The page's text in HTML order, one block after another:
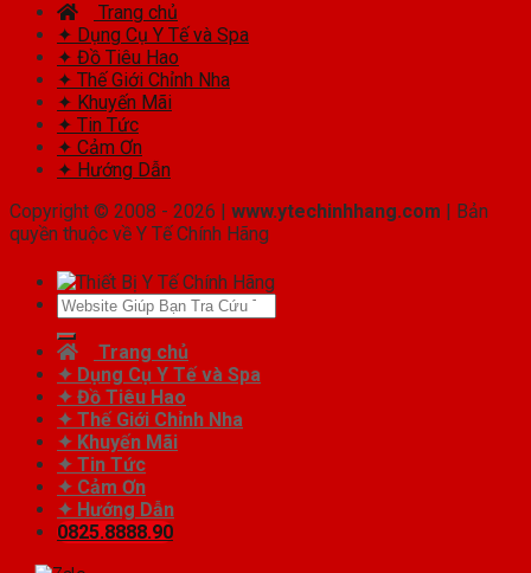
Trang chủ
✦ Dụng Cụ Y Tế và Spa
✦ Đồ Tiêu Hao
✦ Thế Giới Chỉnh Nha
✦ Khuyến Mãi
✦ Tin Tức
✦ Cảm Ơn
✦ Hướng Dẫn
Copyright © 2008 - 2026 |
www.ytechinhhang.com | Bản
quyền thuộc về Y Tế Chính Hãng
Tìm
Trang chủ
✦ Dụng Cụ Y Tế và Spa
✦ Đồ Tiêu Hao
✦ Thế Giới Chỉnh Nha
✦ Khuyến Mãi
✦ Tin Tức
✦ Cảm Ơn
✦ Hướng Dẫn
0825.8888.90